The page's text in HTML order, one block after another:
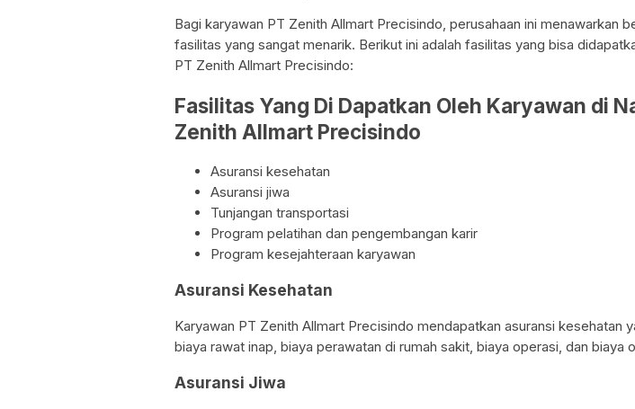
Bagi karyawan PT Zenith Allmart Precisindo, perusahaan ini menawarkan
fasilitas yang sangat menarik. Berikut ini adalah fasilitas yang bisa
PT Zenith Allmart Precisindo:
Fasilitas Yang Di Dapatkan Oleh Karyawan di
Zenith Allmart Precisindo
Asuransi kesehatan
Asuransi jiwa
Tunjangan transportasi
Program pelatihan dan pengembangan karir
Program kesejahteraan karyawan
Asuransi Kesehatan
Karyawan PT Zenith Allmart Precisindo mendapatkan asuransi kesehatan
biaya rawat inap, biaya perawatan di rumah sakit, biaya operasi, dan biaya
Asuransi Jiwa